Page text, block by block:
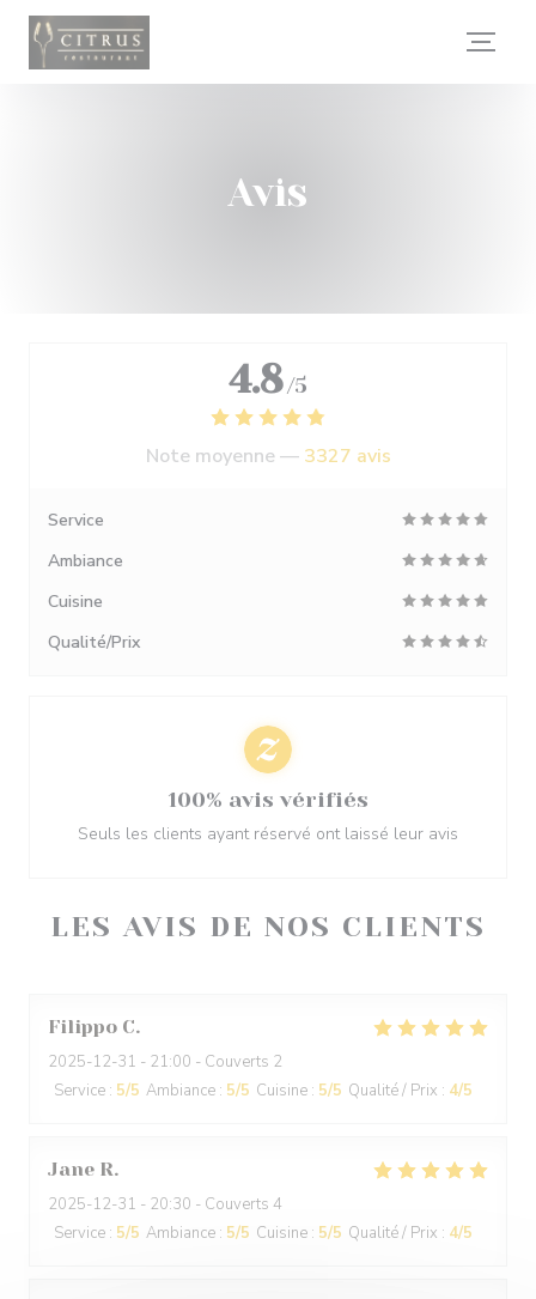
Personnalisation de vos choix en matière de cookies
Avis
LES AVIS DE NOS CLIENTS
Filippo C
2025-12-31 - 21:00 - Couverts 2
Service : 5/5 Ambiance : 5/5 Cuisine : 5/5 Qualité / Prix : 4/5
Jane R
2025-12-31 - 20:30 - Couverts 4
Service : 5/5 Ambiance : 5/5 Cuisine : 5/5 Qualité / Prix : 4/5
4.8 /5
Note moyenne — 3327 avis
Service
Ambiance
Cuisine
Qualité/Prix
100% avis vérifiés
Seuls les clients ayant réservé ont laissé leur avis